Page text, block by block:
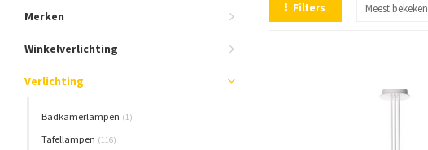
Merken
Winkelverlichting
Verlichting
Badkamerlampen (1)
Tafellampen (116)
Filters Meest bekeken